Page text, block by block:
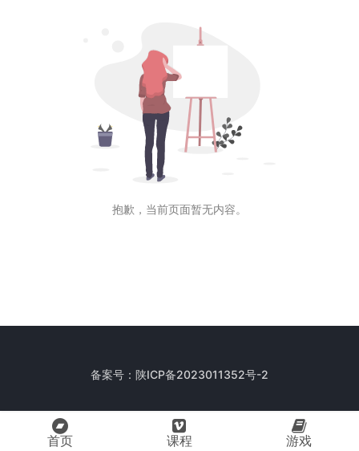
抱歉，当前页面暂无内容。
备案号： 陕ICP备2023011352号-2
首页 课程 游戏